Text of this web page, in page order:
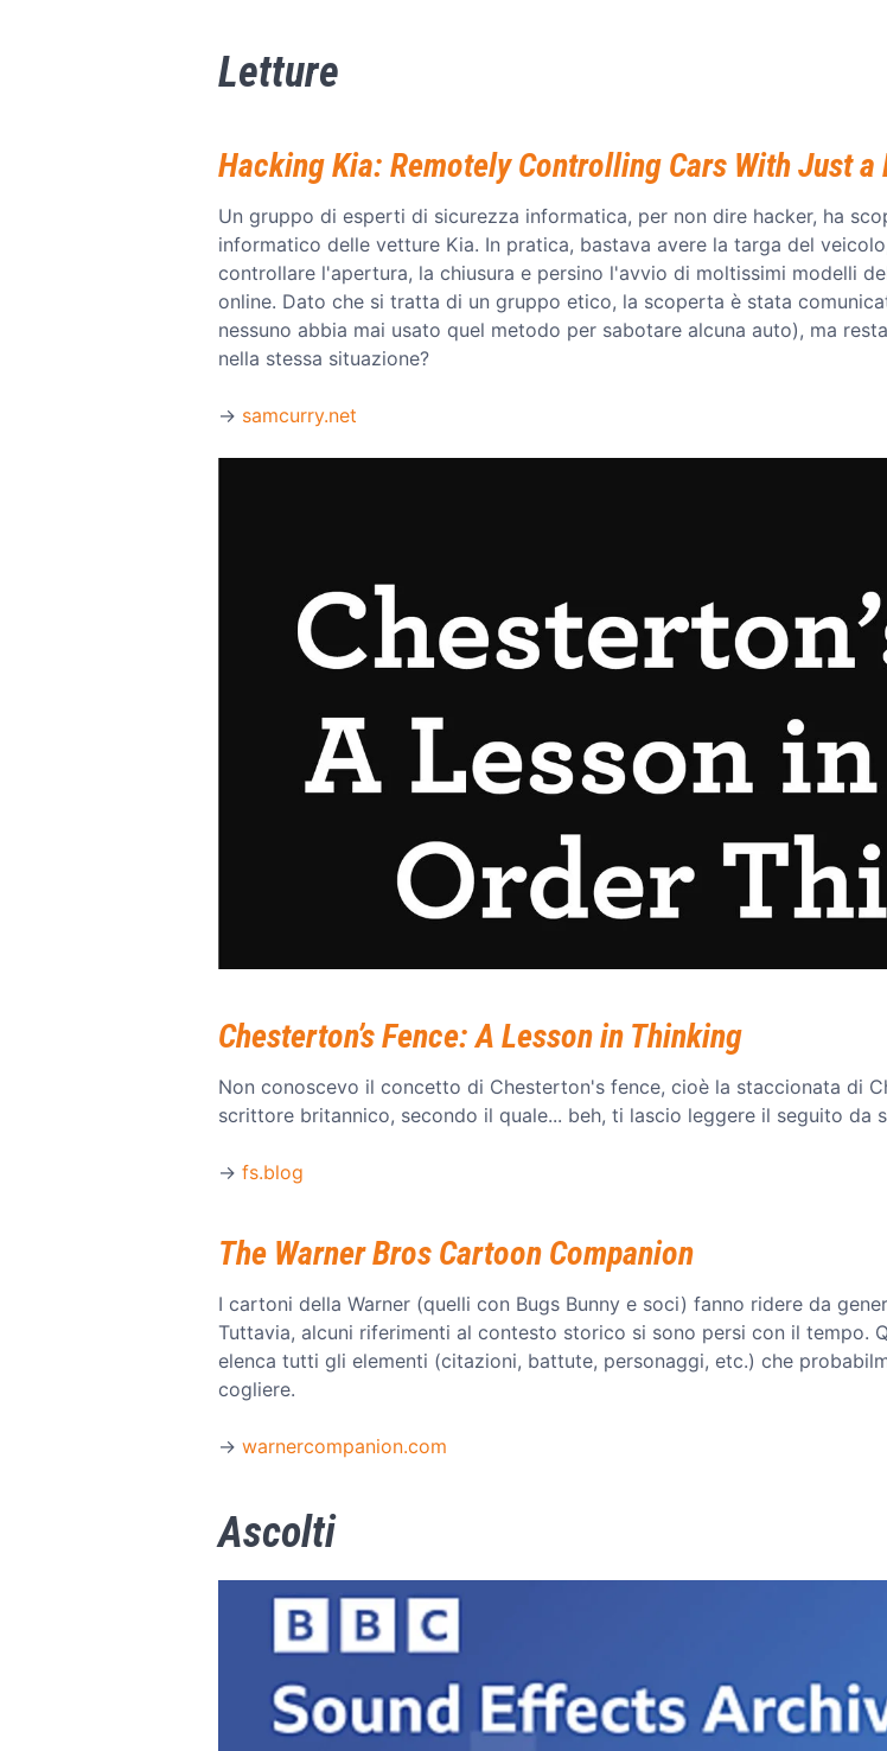
Letture
Hacking Kia: Remotely Controlling Cars With Just a
Un gruppo di esperti di sicurezza informatica, per non dire hacker, ha
informatico delle vetture Kia. In pratica, bastava avere la targa del
controllare l'apertura, la chiusura e persino l'avvio di moltissimi modelli
online. Dato che si tratta di un gruppo etico, la scoperta è stata
nessuno abbia mai usato quel metodo per sabotare alcuna auto), ma
nella stessa situazione?
→ samcurry.net
Chesterton’s Fence: A Lesson in Thinking
Non conoscevo il concetto di Chesterton's fence, cioè la staccionata di
scrittore britannico, secondo il quale... beh, ti lascio leggere il seguito da
→ fs.blog
The Warner Bros Cartoon Companion
I cartoni della Warner (quelli con Bugs Bunny e soci) fanno ridere da
Tuttavia, alcuni riferimenti al contesto storico si sono persi con il tempo.
elenca tutti gli elementi (citazioni, battute, personaggi, etc.) che
cogliere.
→ warnercompanion.com
Ascolti